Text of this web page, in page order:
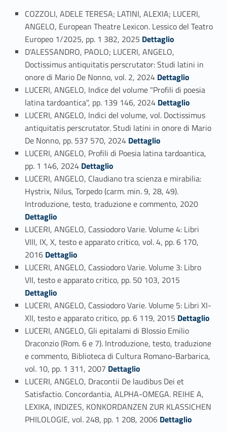
COZZOLI, ADELE TERESA; LATINI, ALEXIA; LUCERI,
ANGELO, European Theatre Lexicon. Lessico del Teatro
Europeo 1/2025, pp. 1 382, 2025 Link identifier #identifier_person_115754-42
Dettaglio
D'ALESSANDRO, PAOLO; LUCERI, ANGELO,
Doctissimus antiquitatis perscrutator: Studi latini in
onore di Mario De Nonno, vol. 2, 2024 Link identifier #identifier_person_175861-43
Dettaglio
LUCERI, ANGELO, Indice del volume "Profili di poesia
latina tardoantica", pp. 139 146, 2024 Link identifier #identifier_person_175507-44
Dettaglio
LUCERI, ANGELO, Indici del volume, vol. Doctissimus
antiquitatis perscrutator. Studi latini in onore di Mario
De Nonno, pp. 537 570, 2024 Link identifier #identifier_person_94161-45
Dettaglio
LUCERI, ANGELO, Profili di Poesia latina tardoantica,
pp. 1 146, 2024 Link identifier #identifier_person_185084-46
Dettaglio
LUCERI, ANGELO, Claudiano tra scienza e mirabilia:
Hystrix, Nilus, Torpedo (carm. min. 9, 28, 49).
Introduzione, testo, traduzione e commento, 2020
Dettaglio
LUCERI, ANGELO, Cassiodoro Varie. Volume 4: Libri
VIII, IX, X, testo e apparato critico, vol. 4, pp. 6 170,
2016 Link identifier #identifier_person_55921-48
Dettaglio
LUCERI, ANGELO, Cassiodoro Varie. Volume 3: Libro
VII, testo e apparato critico, pp. 50 103, 2015
Dettaglio
LUCERI, ANGELO, Cassiodoro Varie. Volume 5: Libri XI-
XII, testo e apparato critico, pp. 6 119, 2015 Link identifier #identifier_person_15412-50
Dettaglio
LUCERI, ANGELO, Gli epitalami di Blossio Emilio
Draconzio (Rom. 6 e 7). Introduzione, testo, traduzione
e commento, Biblioteca di Cultura Romano-Barbarica,
vol. 10, pp. 1 311, 2007 Link identifier #identifier_person_13280-51
Dettaglio
LUCERI, ANGELO, Dracontii De laudibus Dei et
Satisfactio. Concordantia, ALPHA-OMEGA. REIHE A,
LEXIKA, INDIZES, KONKORDANZEN ZUR KLASSICHEN
PHILOLOGIE, vol. 248, pp. 1 208, 2006 Link identifier #identifier_person_96436-52
Dettaglio